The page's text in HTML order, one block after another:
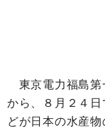
東京電力福島第
から、８月２４
どが日本の水産